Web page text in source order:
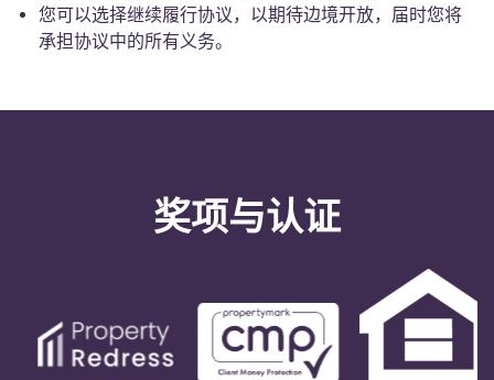
您可以选择继续履行协议，以期待边境开放，届时您将
承担协议中的所有义务。
奖项与认证